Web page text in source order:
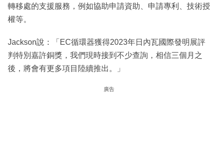
轉移處的支援服務，例如協助申請資助、申請專利、技術授
權等。
Jackson說：「EC循環器獲得2023年日內瓦國際發明展評
判特別嘉許銅獎，我們現時接到不少查詢，相信三個月之
後，將會有更多項目陸續推出。」
廣告